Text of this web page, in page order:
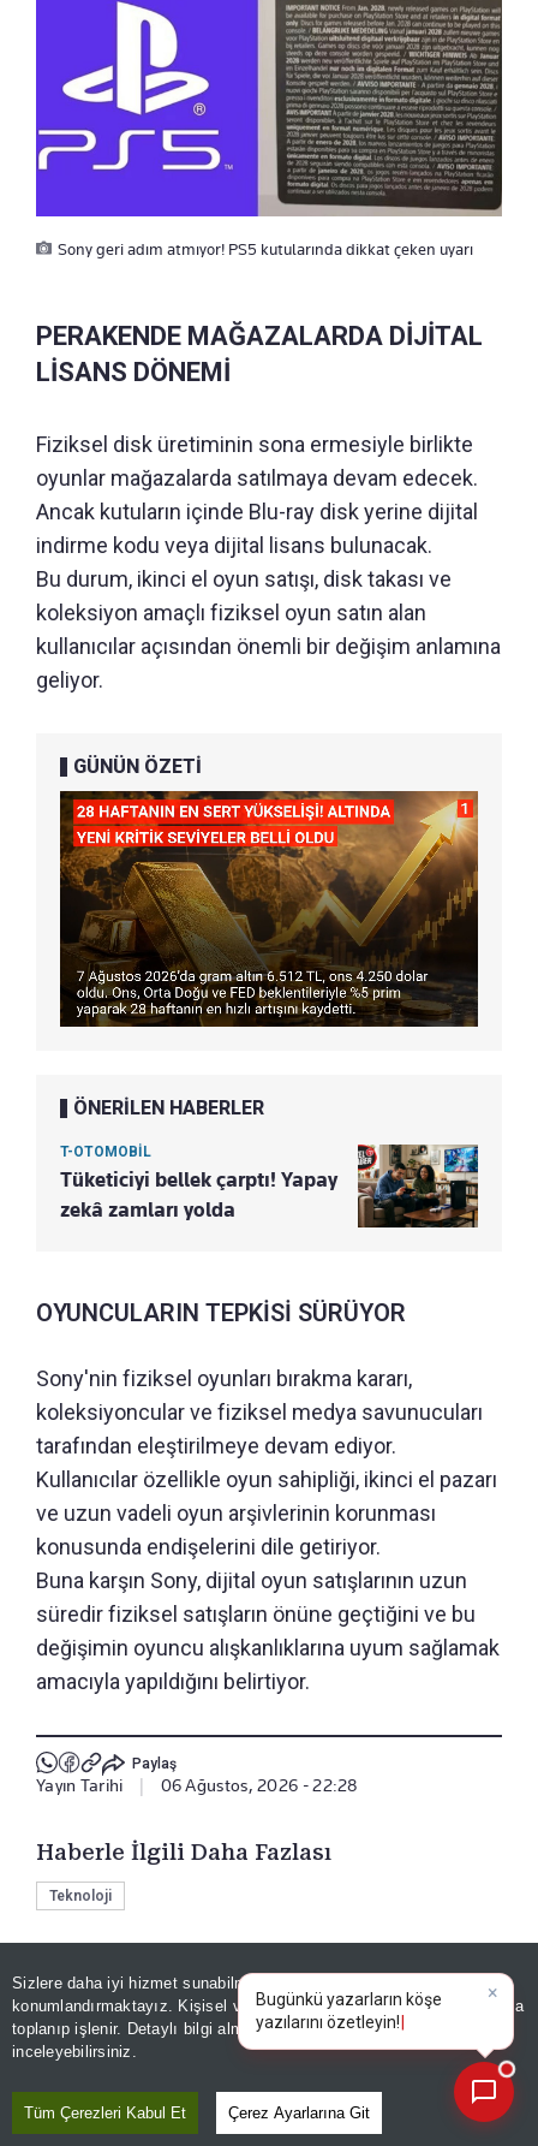
Sizlere daha iyi hizmet sunabilmek adına sitemizde
konumlandırmaktayız. Kişisel verileriniz, KVKK ve GDPR kapsamında
toplanıp işlenir. Detaylı bilgi almak içinAydınlatma Metnimizi
inceleyebilirsiniz.
Tüm Çerezleri Kabul Et Çerez Ayarlarına Git
Sony geri adım atmıyor! PS5 kutularında dikkat çeken uyarı
PERAKENDE MAĞAZALARDA DİJİTAL
LİSANS DÖNEMİ
Fiziksel disk üretiminin sona ermesiyle birlikte
oyunlar mağazalarda satılmaya devam edecek.
Ancak kutuların içinde Blu-ray disk yerine dijital
indirme kodu veya dijital lisans bulunacak.
Bu durum, ikinci el oyun satışı, disk takası ve
koleksiyon amaçlı fiziksel oyun satın alan
kullanıcılar açısından önemli bir değişim anlamına
geliyor.
GÜNÜN ÖZETİ
ÖNERİLEN HABERLER
T-OTOMOBİL
Tüketiciyi bellek çarptı! Yapay
zekâ zamları yolda
OYUNCULARIN TEPKİSİ SÜRÜYOR
Sony'nin fiziksel oyunları bırakma kararı,
koleksiyoncular ve fiziksel medya savunucuları
tarafından eleştirilmeye devam ediyor.
Kullanıcılar özellikle oyun sahipliği, ikinci el pazarı
ve uzun vadeli oyun arşivlerinin korunması
konusunda endişelerini dile getiriyor.
Buna karşın Sony, dijital oyun satışlarının uzun
süredir fiziksel satışların önüne geçtiğini ve bu
değişimin oyuncu alışkanlıklarına uyum sağlamak
amacıyla yapıldığını belirtiyor.
Paylaş
Yayın Tarihi | 06 Ağustos, 2026 - 22:28
Haberle İlgili Daha Fazlası
Teknoloji
Bizi Takip Edin
Bugünkü yazarl